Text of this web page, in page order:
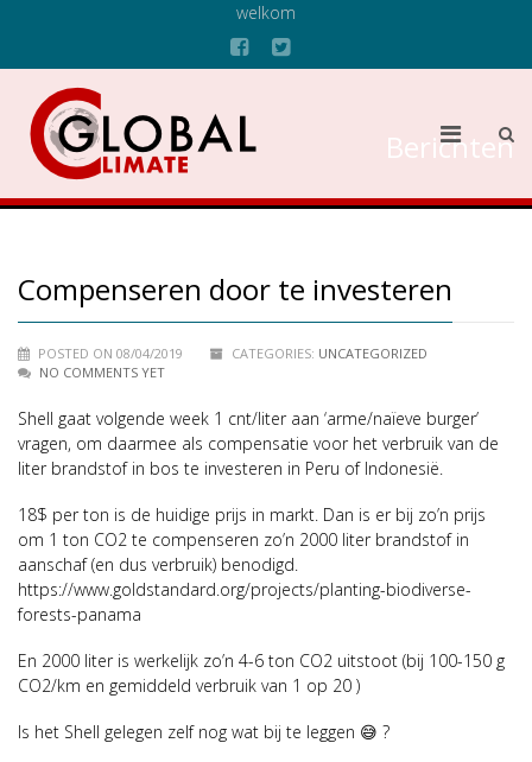
welkom
Berichten
Compenseren door te investeren
POSTED ON 08/04/2019 CATEGORIES: UNCATEGORIZED
NO COMMENTS YET
Shell gaat volgende week 1 cnt/liter aan ‘arme/naïeve burger’
vragen, om daarmee als compensatie voor het verbruik van de
liter brandstof in bos te investeren in Peru of Indonesië.
18$ per ton is de huidige prijs in markt. Dan is er bij zo’n prijs
om 1 ton CO2 te compenseren zo’n 2000 liter brandstof in
aanschaf (en dus verbruik) benodigd.
https://www.goldstandard.org/projects/planting-biodiverse-
forests-panama
En 2000 liter is werkelijk zo’n 4-6 ton CO2 uitstoot (bij 100-150 g
CO2/km en gemiddeld verbruik van 1 op 20 )
Is het Shell gelegen zelf nog wat bij te leggen 😅 ?